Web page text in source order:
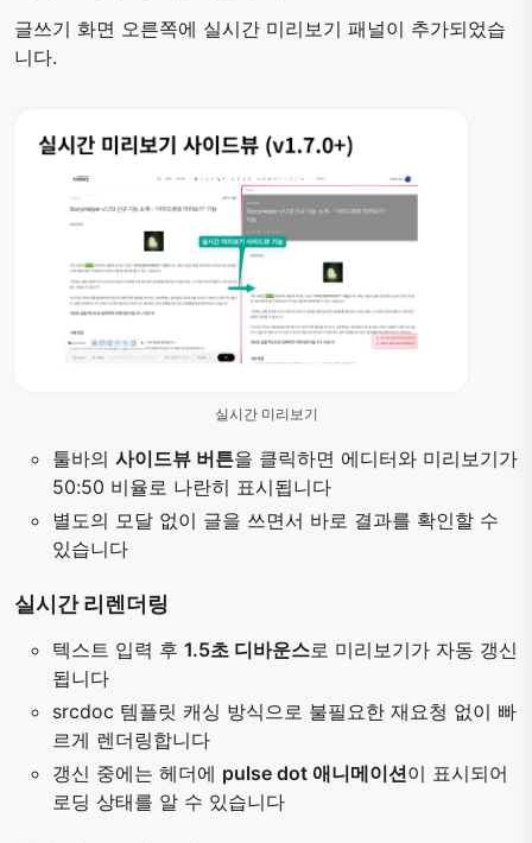
글쓰기 화면 오른쪽에 실시간 미리보기 패널이 추가되었습
니다.
실시간 미리보기
툴바의 사이드뷰 버튼을 클릭하면 에디터와 미리보기가
50:50 비율로 나란히 표시됩니다
별도의 모달 없이 글을 쓰면서 바로 결과를 확인할 수
있습니다
실시간 리렌더링
텍스트 입력 후 1.5초 디바운스로 미리보기가 자동 갱신
됩니다
srcdoc 템플릿 캐싱 방식으로 불필요한 재요청 없이 빠
르게 렌더링합니다
갱신 중에는 헤더에 pulse dot 애니메이션이 표시되어
로딩 상태를 알 수 있습니다